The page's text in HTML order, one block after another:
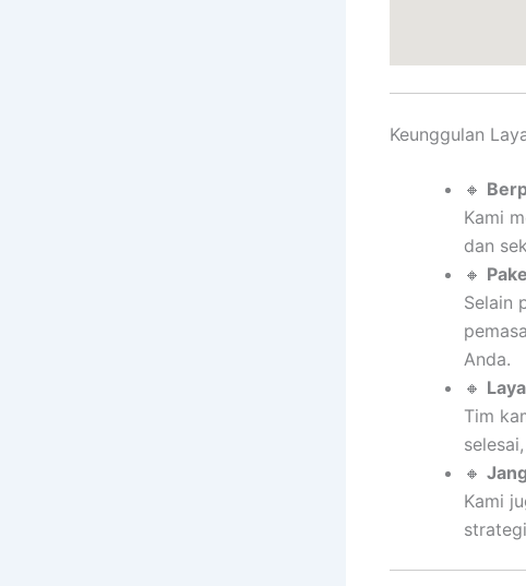
Keunggulan
🔸
Kami
dan
🔸
Selain
Anda.
🔸
Tim
🔸
Kami